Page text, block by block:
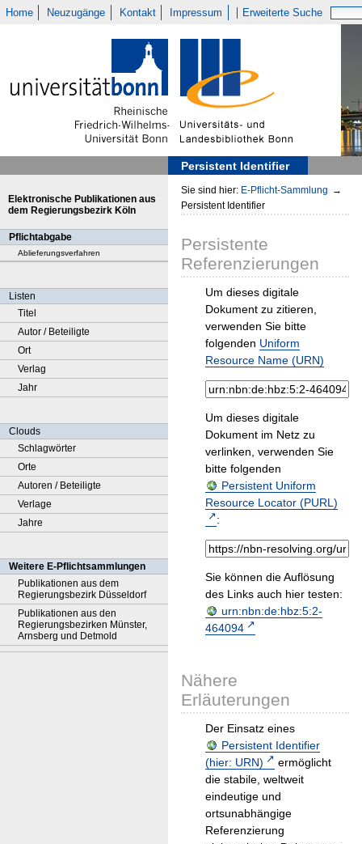
Home Neuzugänge Kontakt Impressum Erweiterte Suche
Persistent Identifier
Elektronische Publikationen aus
dem Regierungsbezirk Köln
Pflichtabgabe
Ablieferungsverfahren
Listen
Titel
Autor / Beteiligte
Ort
Verlag
Jahr
Clouds
Schlagwörter
Orte
Autoren / Beteiligte
Verlage
Jahre
Weitere E-Pflichtsammlungen
Publikationen aus dem
Regierungsbezirk Düsseldorf
Publikationen aus den
Regierungsbezirken Münster,
Arnsberg und Detmold
Sie sind hier: E-Pflicht-Sammlung →
Persistent Identifier
Persistente
Referenzierungen
Um dieses digitale
Dokument zu zitieren,
verwenden Sie bitte
folgenden Uniform
Resource Name (URN)
Um dieses digitale
Dokument im Netz zu
verlinken, verwenden Sie
bitte folgenden
Persistent Uniform
Resource Locator (PURL)
:
Sie können die Auflösung
des Links auch hier testen:
urn:nbn:de:hbz:5:2-
464094
Nähere
Erläuterungen
Der Einsatz eines
Persistent Identifier
(hier: URN)
ermöglicht
die stabile, weltweit
eindeutige und
ortsunabhängige
Referenzierung